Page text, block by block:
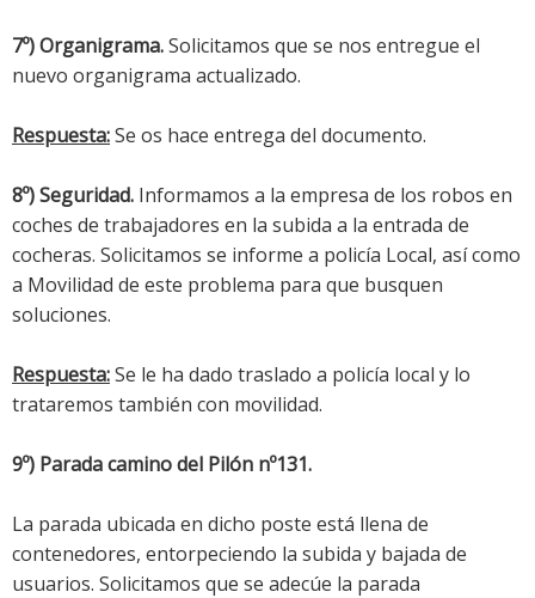
7º) Organigrama.Solicitamos que se nos entregue el
nuevo organigrama actualizado.
Respuesta:Se os hace entrega del documento.
8º) Seguridad. Informamos a la empresa de los robos en
coches de trabajadores en la subida a la entrada de
cocheras. Solicitamos se informe a policía Local, así como
a Movilidad de este problema para que busquen
soluciones.
Respuesta:Se le ha dado traslado a policía local y lo
trataremos también con movilidad.
9º) Parada camino del Pilón nº131.
La parada ubicada en dicho poste está llena de
contenedores, entorpeciendo la subida y bajada de
usuarios. Solicitamos que se adecúe la parada